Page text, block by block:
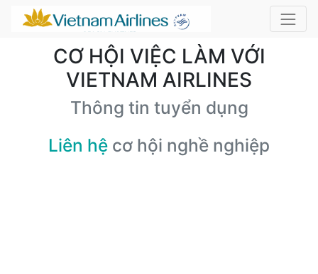
CƠ HỘI VIỆC LÀM VỚI
VIETNAM AIRLINES
Thông tin tuyển dụng
Liên hệ cơ hội nghề nghiệp